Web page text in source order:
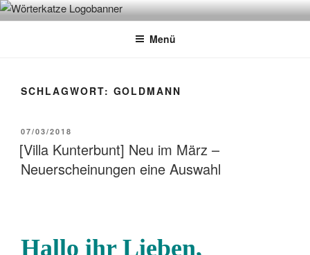
Zum
InhaltWÖRTERKATZE
Von Büchern erzählen
Menü
SCHLAGWORT: GOLDMANN
VERÖFFENTLICHT
AM
07/03/2018
[Villa Kunterbunt] Neu im März –
Neuerscheinungen eine Auswahl
Hallo ihr Lieben,